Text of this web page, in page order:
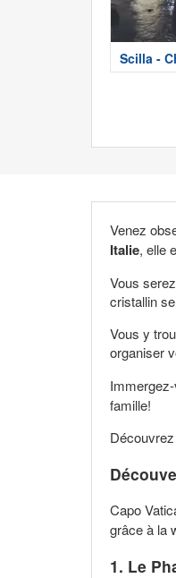
Scilla -
Venez
Italie, elle
Vous
cristallin
Vous y
organiser
famille!
Capo
grâce à la
1. Le